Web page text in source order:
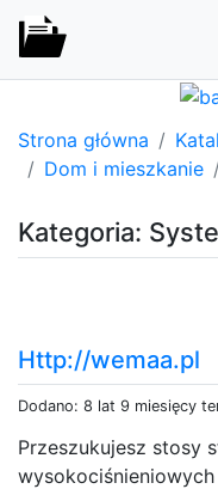
Strona główna
Dom i mieszkanie
Kategoria:
Http://wemaa.pl
Dodano: 8 lat 9 miesięcy
Przeszukujesz stosy